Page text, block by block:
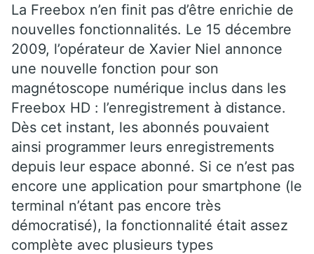
La Freebox n’en finit pas d’être enrichie de
nouvelles fonctionnalités. Le 15 décembre
2009, l’opérateur de Xavier Niel annonce
une nouvelle fonction pour son
magnétoscope numérique inclus dans les
Freebox HD : l’enregistrement à distance.
Dès cet instant, les abonnés pouvaient
ainsi programmer leurs enregistrements
depuis leur espace abonné. Si ce n’est pas
encore une application pour smartphone (le
terminal n’étant pas encore très
démocratisé), la fonctionnalité était assez
complète avec plusieurs types